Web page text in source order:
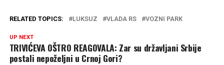
RELATED TOPICS: LUKSUZ VLADA RS VOZNI PARK
UP NEXT
TRIVIĆEVA OŠTRO REAGOVALA: Zar su državljani Srbije
postali nepoželjni u Crnoj Gori?